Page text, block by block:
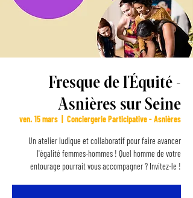
Fresque de l'Équité -
Asnières sur Seine
ven. 15 mars Conciergerie Participative - Asnières
Un atelier ludique et collaboratif pour faire avancer
l'égalité femmes-hommes ! Quel homme de votre
entourage pourrait vous accompagner ? Invitez-le !